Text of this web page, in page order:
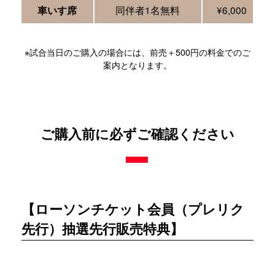
車いす席 同伴者1名無料 ¥6,000
※試合当日のご購入の場合には、前売＋500円の料金でのご
案内となります。
ご購入前に必ずご確認ください
【ローソンチケット会員（プレリク
先行）抽選先行販売特典】